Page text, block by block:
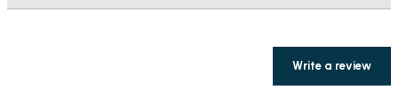
Write a review